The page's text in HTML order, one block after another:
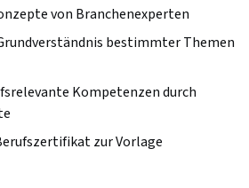
von Branchenexperten
bestimmter Themen
Kompetenzen durch
zur Vorlage